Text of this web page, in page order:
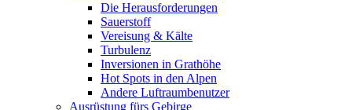
Die Herausforderungen
Sauerstoff
Vereisung & Kälte
Turbulenz
Inversionen in Grathöhe
Hot Spots in den Alpen
Andere Luftraumbenutzer
Ausrüstung fürs Gebirge